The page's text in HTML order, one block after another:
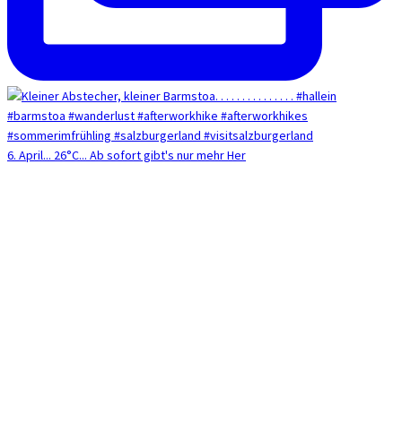
6. April... 26°C... Ab sofort gibt's nur mehr Her